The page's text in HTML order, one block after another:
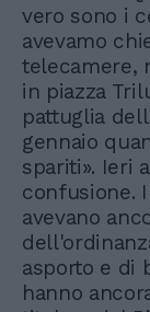
vero sono i
avevamo
telecamere,
in piazza
pattuglia
gennaio
spariti». Ieri
confusione.
avevano
asporto e di
hanno